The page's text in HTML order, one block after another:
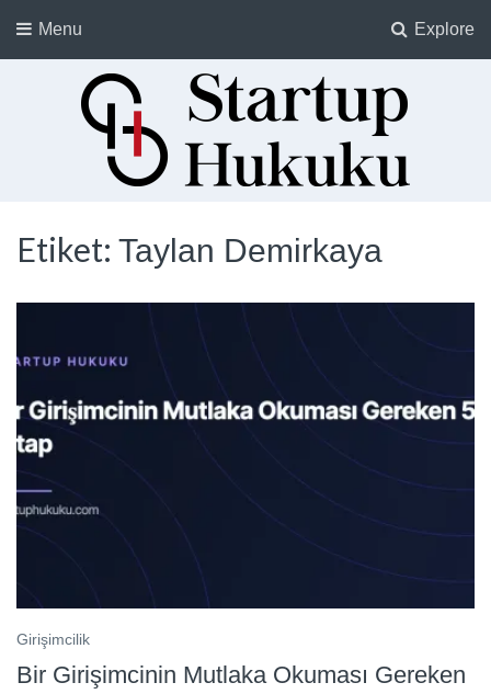
Explore
Menu
Etiket: Taylan Demirkaya
Girişimcilik
Bir Girişimcinin Mutlaka Okuması Gereken